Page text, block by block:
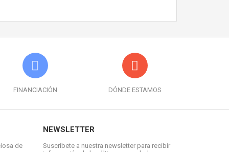
FINANCIACIÓN DÓNDE ESTAMOS
de
NEWSLETTER
Suscríbete a nuestra newsletter para recibir